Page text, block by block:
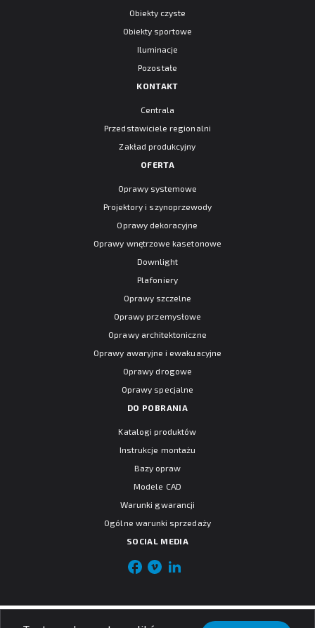
Obiekty czyste
Obiekty sportowe
Iluminacje
Pozostałe
KONTAKT
Centrala
Przedstawiciele regionalni
Zakład produkcyjny
OFERTA
Oprawy systemowe
Projektory i szynoprzewody
Oprawy dekoracyjne
Oprawy wnętrzowe kasetonowe
Downlight
Plafoniery
Oprawy szczelne
Oprawy przemysłowe
Oprawy architektoniczne
Oprawy awaryjne i ewakuacyjne
Oprawy drogowe
Oprawy specjalne
DO POBRANIA
Katalogi produktów
Instrukcje montażu
Bazy opraw
Modele CAD
Warunki gwarancji
Ogólne warunki sprzedaży
SOCIAL MEDIA
© PXF Lighting sp. z o.o.